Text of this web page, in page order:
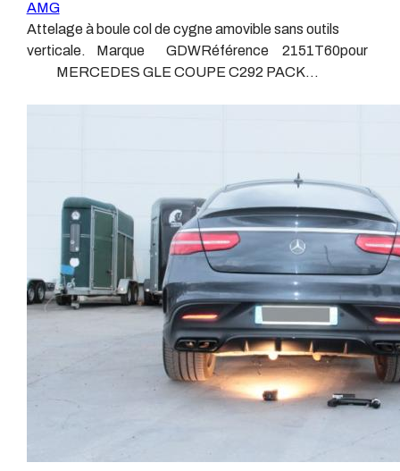
AMG
Attelage à boule col de cygne amovible sans outils
verticale. Marque GDWRéférence 2151T60pour
MERCEDES GLE COUPE C292 PACK
PACK AMG Patrick Remorques se conjugue avec
ATTELAGE depuis 1968. Les temps ont changé depuis
les premiers attelages fabriqués à la demande dans
l’atelier, autour d’un poste à souder et d’un étau.
L’évolution technique et la normalisation sont passées
par là. Maintenant un attelage doit être homologué,
c’est le cas de tous les produits que nous proposons,
sans exception ! Nous ne travaillons qu’avec les
marques homologuées à même d’assurer le suivi de
leurs produits :ATTELAGES
WESTFALIAATTELAGES SIARRATTELAGES
BRINKATTELAGES THULEATTELAGES
BOISNIERATTELAGES GDWATTELAGES